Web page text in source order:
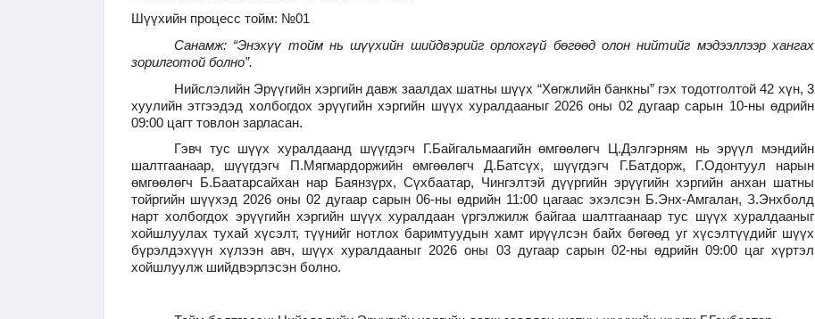
Шүүхийн процесс тойм: №01
Санамж: “Энэхүү тойм нь шүүхийн шийдвэрийг орлохгүй бөгөөд олон нийтийг мэдээллээр хангах
зорилготой болно”.
Нийслэлийн Эрүүгийн хэргийн давж заалдах шатны шүүх “Хөгжлийн банкны” гэх тодотголтой 42 хүн, 3
хуулийн этгээдэд холбогдох эрүүгийн хэргийн шүүх хуралдааныг 2026 оны 02 дугаар сарын 10-ны өдрийн
09:00 цагт товлон зарласан.
Гэвч тус шүүх хуралдаанд шүүгдэгч Г.Байгальмаагийн өмгөөлөгч Ц.Дэлгэрням нь эрүүл мэндийн
шалтгаанаар, шүүгдэгч П.Мягмардоржийн өмгөөлөгч Д.Батсүх, шүүгдэгч Г.Батдорж, Г.Одонтуул нарын
өмгөөлөгч Б.Баатарсайхан нар Баянзүрх, Сүхбаатар, Чингэлтэй дүүргийн эрүүгийн хэргийн анхан шатны
тойргийн шүүхэд 2026 оны 02 дугаар сарын 06-ны өдрийн 11:00 цагаас эхэлсэн Б.Энх-Амгалан, З.Энхболд
нарт холбогдох эрүүгийн хэргийн шүүх хуралдаан үргэлжилж байгаа шалтгаанаар тус шүүх хуралдааныг
хойшлуулах тухай хүсэлт, түүнийг нотлох баримтуудын хамт ирүүлсэн байх бөгөөд уг хүсэлтүүдийг шүүх
бүрэлдэхүүн хүлээн авч, шүүх хуралдааныг 2026 оны 03 дугаар сарын 02-ны өдрийн 09:00 цаг хүртэл
хойшлуулж шийдвэрлэсэн болно.